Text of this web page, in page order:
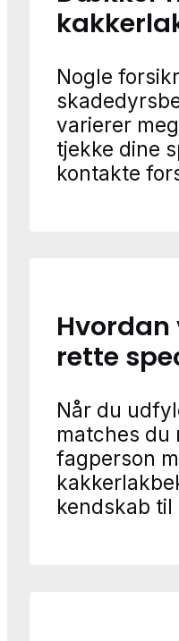
Nogle
varierer
tjekke dine
kontakte
rette
Når du
matches du
fagperson
kendskab